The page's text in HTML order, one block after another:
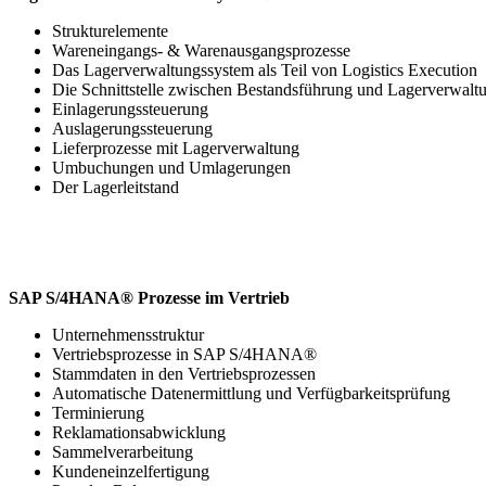
Strukturelemente
Wareneingangs- & Warenausgangsprozesse
Das Lagerverwaltungssystem als Teil von Logistics Execution
Die Schnittstelle zwischen Bestandsführung und
Einlagerungssteuerung
Auslagerungssteuerung
Lieferprozesse mit Lagerverwaltung
Umbuchungen und Umlagerungen
Der Lagerleitstand
SAP S/4HANA® Prozesse im Vertrieb
Unternehmensstruktur
Vertriebsprozesse in SAP S/4HANA®
Stammdaten in den Vertriebsprozessen
Automatische Datenermittlung und Verfügbarkeitsprüfung
Terminierung
Reklamationsabwicklung
Sammelverarbeitung
Kundeneinzelfertigung